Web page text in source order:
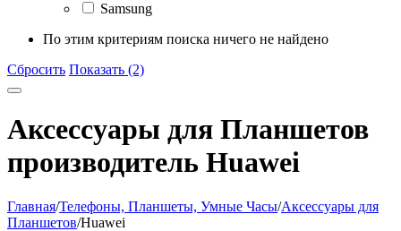
Samsung
По этим критериям поиска ничего не найдено
Сбросить Показать (2)
Аксессуары для Планшетов
производитель Huawei
Главная/Телефоны, Планшеты, Умные Часы/Аксессуары для
Планшетов/Huawei